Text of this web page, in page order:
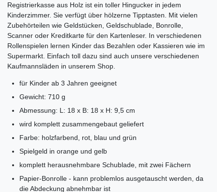
Registrierkasse aus Holz ist ein toller Hingucker in jedem
Kinderzimmer. Sie verfügt über hölzerne Tipptasten. Mit vielen
Zubehörteilen wie Geldstücken, Geldschublade, Bonrolle,
Scanner oder Kreditkarte für den Kartenleser. In verschiedenen
Rollenspielen lernen Kinder das Bezahlen oder Kassieren wie im
Supermarkt. Einfach toll dazu sind auch unsere verschiedenen
Kaufmannsläden in unserem Shop.
für Kinder ab 3 Jahren geeignet
Gewicht: 710 g
Abmessung: L: 18 x B: 18 x H: 9,5 cm
wird komplett zusammengebaut geliefert
Farbe: holzfarbend, rot, blau und grün
Spielgeld in orange und gelb
komplett herausnehmbare Schublade, mit zwei Fächern
Papier-Bonrolle - kann problemlos ausgetauscht werden, da
die Abdeckung abnehmbar ist